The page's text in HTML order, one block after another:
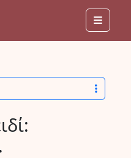
Menu